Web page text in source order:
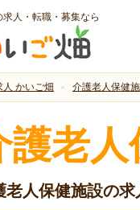
求人・転職・募集なら
人 かいご畑 介護老人保健
護老
老人保健施設の求